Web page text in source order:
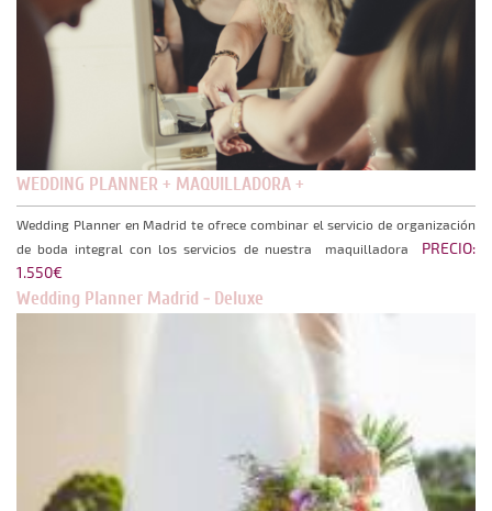
WEDDING PLANNER + MAQUILLADORA +
Wedding Planner en Madrid te ofrece combinar el servicio de organización
de boda integral con los servicios de nuestra maquilladora
PRECIO:
1.550€
Wedding Planner Madrid - Deluxe